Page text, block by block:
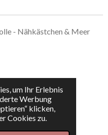
um Ihr Erlebnis
Werbung
klicken,
Cookies zu.
- Nähkästchen & Meer